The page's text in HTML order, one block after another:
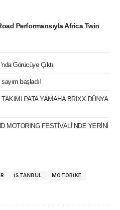
Performansıyla Africa Twin
Görücüye Çıktı
başladı!
PATA YAMAHA BRIXX DÜNYA
MOTORING FESTİVALİ’NDE YERİNİ
ISTANBUL
MOTOBIKE